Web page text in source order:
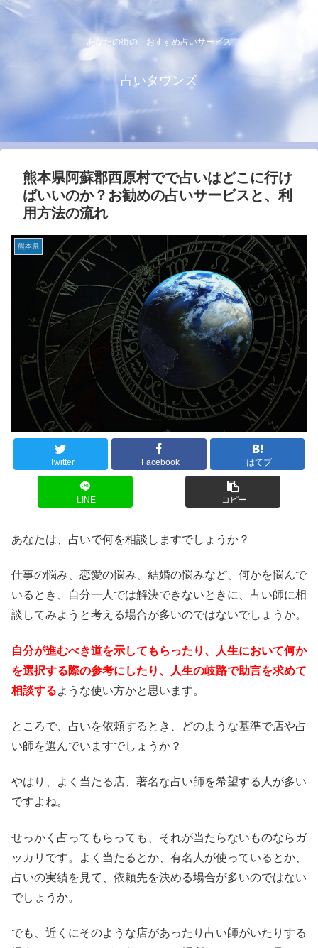
あなたの街の、おすすめ占いサービス
占いタウンズ
熊本県阿蘇郡西原村でで占いはどこに行け
ばいいのか？お勧めの占いサービスと、利
用方法の流れ
熊本県
Twitter Facebook はてブ
LINE コピー
あなたは、占いで何を相談しますでしょうか？
仕事の悩み、恋愛の悩み、結婚の悩みなど、何かを悩んで
いるとき、自分一人では解決できないときに、占い師に相
談してみようと考える場合が多いのではないでしょうか。
自分が進むべき道を示してもらったり、人生において何か
を選択する際の参考にしたり、人生の岐路で助言を求めて
相談するような使い方かと思います。
ところで、占いを依頼するとき、どのような基準で店や占
い師を選んでいますでしょうか？
やはり、よく当たる店、著名な占い師を希望する人が多い
ですよね。
せっかく占ってもらっても、それが当たらないものならガ
ッカリです。よく当たるとか、有名人が使っているとか、
占いの実績を見て、依頼先を決める場合が多いのではない
でしょうか。
でも、近くにそのような店があったり占い師がいたりする